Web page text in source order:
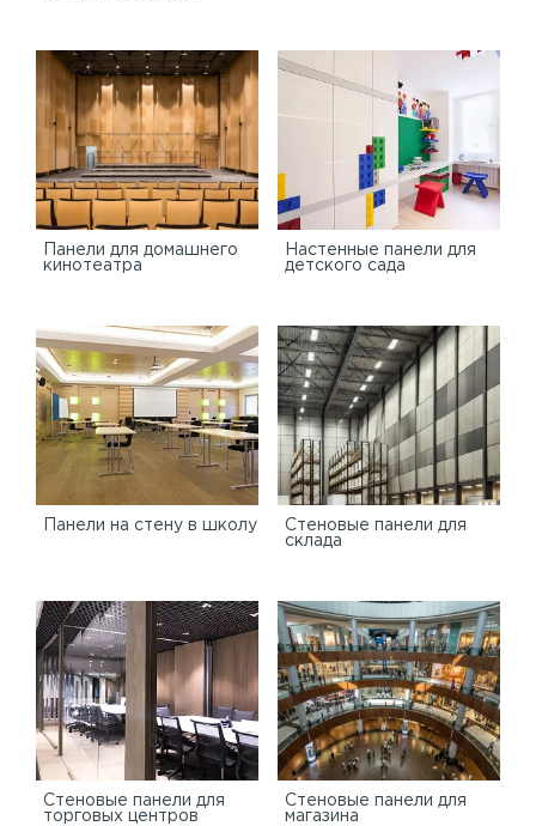
Панели для домашнего
кинотеатра
Настенные панели для
детского сада
Панели на стену в школу
Стеновые панели для
склада
Cтеновые панели для
торговых центров
Стеновые панели для
магазина